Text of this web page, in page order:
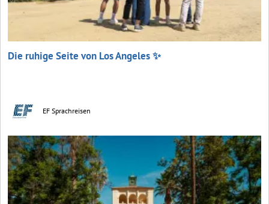
Die ruhige Seite von Los Angeles ✨
EF Sprachreisen